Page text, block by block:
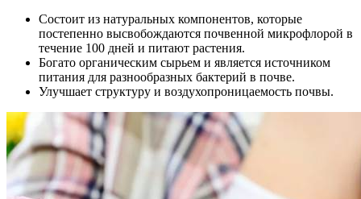
Состоит из натуральных компонентов, которые
постепенно высвобождаются почвенной микрофлорой в
течение 100 дней и питают растения.
Богато органическим сырьем и является источником
питания для разнообразных бактерий в почве.
Улучшает структуру и воздухопроницаемость почвы.